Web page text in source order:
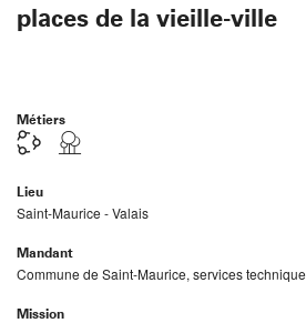
places de la vieille-ville
Métiers
Lieu
Saint-Maurice - Valais
Mandant
Commune de Saint-Maurice, services
Mission